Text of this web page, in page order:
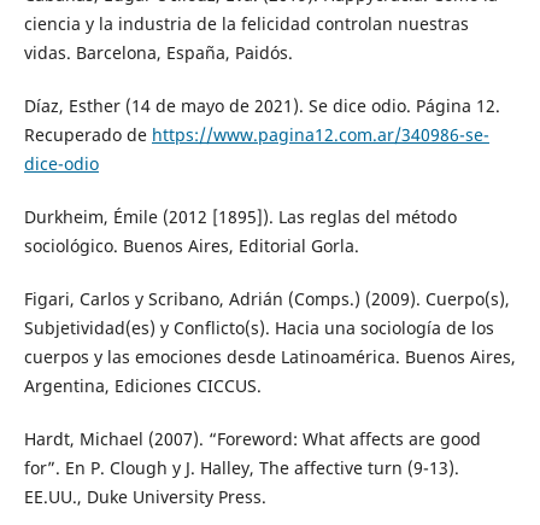
ciencia y la industria de la felicidad controlan nuestras
vidas. Barcelona, España, Paidós.
Díaz, Esther (14 de mayo de 2021). Se dice odio. Página 12.
Recuperado de https://www.pagina12.com.ar/340986-se-
dice-odio
Durkheim, Émile (2012 [1895]). Las reglas del método
sociológico. Buenos Aires, Editorial Gorla.
Figari, Carlos y Scribano, Adrián (Comps.) (2009). Cuerpo(s),
Subjetividad(es) y Conflicto(s). Hacia una sociología de los
cuerpos y las emociones desde Latinoamérica. Buenos Aires,
Argentina, Ediciones CICCUS.
Hardt, Michael (2007). “Foreword: What affects are good
for”. En P. Clough y J. Halley, The affective turn (9-13).
EE.UU., Duke University Press.